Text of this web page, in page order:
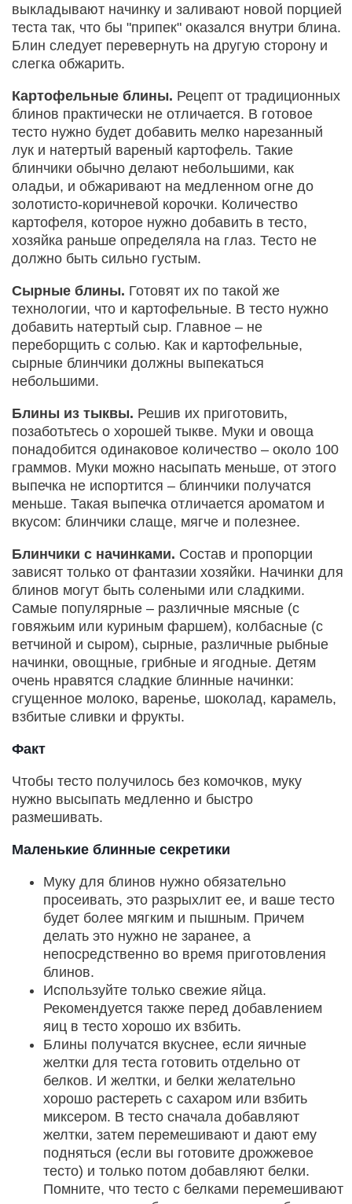
выкладывают начинку и заливают новой порцией
теста так, что бы "припек" оказался внутри блина.
Блин следует перевернуть на другую сторону и
слегка обжарить.
Картофельные блины. Рецепт от традиционных
блинов практически не отличается. В готовое
тесто нужно будет добавить мелко нарезанный
лук и натертый вареный картофель. Такие
блинчики обычно делают небольшими, как
оладьи, и обжаривают на медленном огне до
золотисто-коричневой корочки. Количество
картофеля, которое нужно добавить в тесто,
хозяйка раньше определяла на глаз. Тесто не
должно быть сильно густым.
Сырные блины. Готовят их по такой же
технологии, что и картофельные. В тесто нужно
добавить натертый сыр. Главное – не
переборщить с солью. Как и картофельные,
сырные блинчики должны выпекаться
небольшими.
Блины из тыквы. Решив их приготовить,
позаботьтесь о хорошей тыкве. Муки и овоща
понадобится одинаковое количество – около 100
граммов. Муки можно насыпать меньше, от этого
выпечка не испортится – блинчики получатся
меньше. Такая выпечка отличается ароматом и
вкусом: блинчики слаще, мягче и полезнее.
Блинчики с начинками. Состав и пропорции
зависят только от фантазии хозяйки. Начинки для
блинов могут быть солеными или сладкими.
Самые популярные – различные мясные (с
говяжьим или куриным фаршем), колбасные (с
ветчиной и сыром), сырные, различные рыбные
начинки, овощные, грибные и ягодные. Детям
очень нравятся сладкие блинные начинки:
сгущенное молоко, варенье, шоколад, карамель,
взбитые сливки и фрукты.
Факт
Чтобы тесто получилось без комочков, муку
нужно высыпать медленно и быстро
размешивать.
Маленькие блинные секретики
Муку для блинов нужно обязательно
просеивать, это разрыхлит ее, и ваше тесто
будет более мягким и пышным. Причем
делать это нужно не заранее, а
непосредственно во время приготовления
блинов.
Используйте только свежие яйца.
Рекомендуется также перед добавлением
яиц в тесто хорошо их взбить.
Блины получатся вкуснее, если яичные
желтки для теста готовить отдельно от
белков. И желтки, и белки желательно
хорошо растереть с сахаром или взбить
миксером. В тесто сначала добавляют
желтки, затем перемешивают и дают ему
подняться (если вы готовите дрожжевое
тесто) и только потом добавляют белки.
Помните, что тесто с белками перемешивают